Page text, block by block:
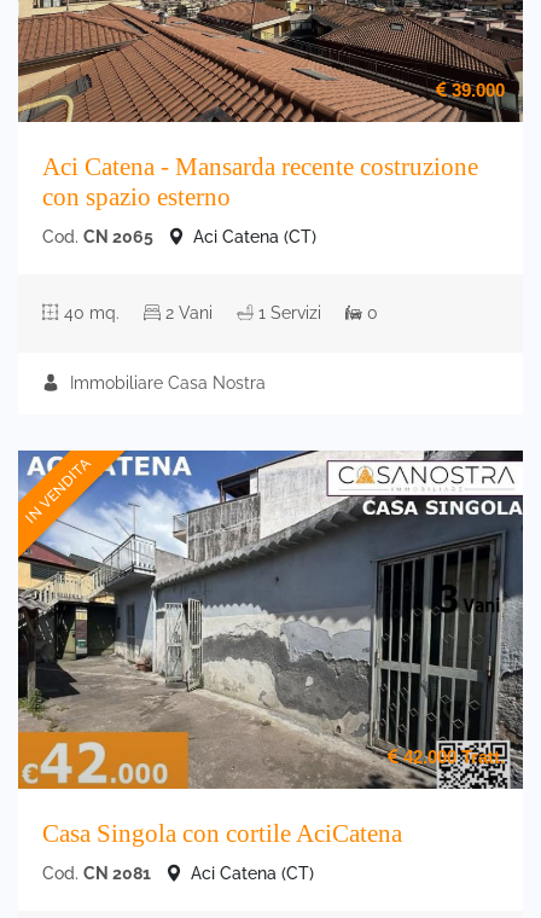
39.000
Aci Catena - Mansarda recente costruzione
con spazio esterno
Cod. CN 2065 Aci Catena (CT)
40 mq. 2 Vani 1 Servizi 0
Immobiliare Casa Nostra
IN VENDITA
42.000 Tratt.
Casa Singola con cortile AciCatena
Cod. CN 2081 Aci Catena (CT)